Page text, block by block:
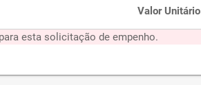
Valor Unitário
esta solicitação de empenho.